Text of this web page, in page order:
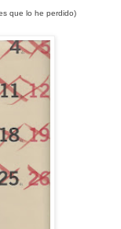
que lo he perdido)